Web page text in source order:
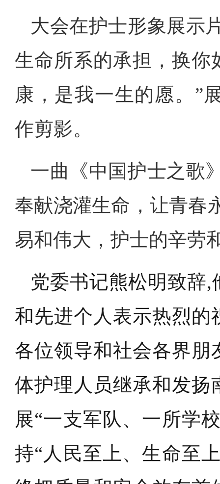
大会在护士形象展示
生命所系的承担，换你
康，是我一生的愿。”
作剪影。
一曲《中国护士之歌
奉献浇灌生命，让青春
易和伟大，护士的辛劳
党委书记熊松明致辞,
和先进个人表示热烈的
各位领导和社会各界
体护理人员继承和发扬
展“一支军队、一所学
持“人民至上、生命至